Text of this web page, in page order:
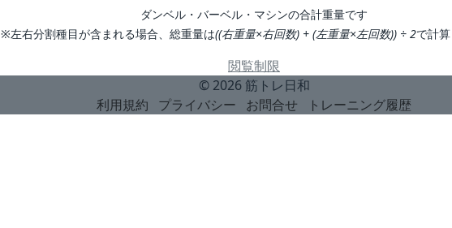
ダンベル・バーベル・マシンの合計重量です
※左右分割種目が含まれる場合、総重量は((右重量×右回数) + (左重量×左回数)) ÷ 2で計
閲覧制限
© 2026 筋トレ日和
利用規約
プライバシー お問合せ トレーニング履歴